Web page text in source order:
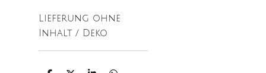
Lieferung ohne
Inhalt / Deko